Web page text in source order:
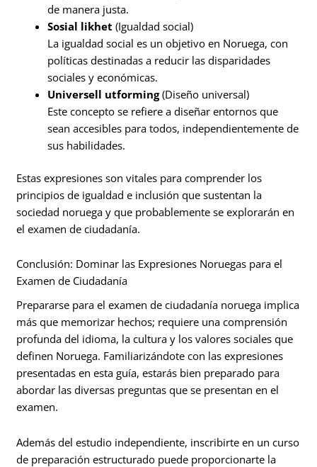
de manera justa.
Sosial likhet (Igualdad social)
La igualdad social es un objetivo en Noruega, con
políticas destinadas a reducir las disparidades
sociales y económicas.
Universell utforming(Diseño universal)
Este concepto se refiere a diseñar entornos que
sean accesibles para todos, independientemente de
sus habilidades.
Estas expresiones son vitales para comprender los
principios de igualdad e inclusión que sustentan la
sociedad noruega y que probablemente se explorarán en
el examen de ciudadanía.
Conclusión: Dominar las Expresiones Noruegas para el
Examen de Ciudadanía
Prepararse para el examen de ciudadanía noruega implica
más que memorizar hechos; requiere una comprensión
profunda del idioma, la cultura y los valores sociales que
definen Noruega. Familiarizándote con las expresiones
presentadas en esta guía, estarás bien preparado para
abordar las diversas preguntas que se presentan en el
examen.
Además del estudio independiente, inscribirte en un curso
de preparación estructurado puede proporcionarte la